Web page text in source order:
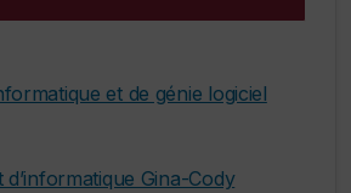
et de génie logiciel
d’informatique Gina-Cody